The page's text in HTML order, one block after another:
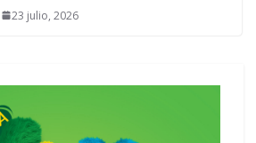
23 julio, 2026